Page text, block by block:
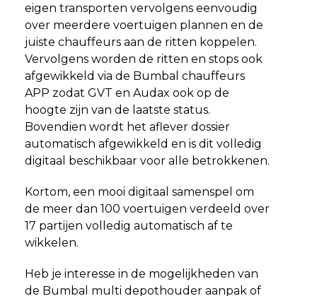
eigen transporten vervolgens eenvoudig
over meerdere voertuigen plannen en de
juiste chauffeurs aan de ritten koppelen.
Vervolgens worden de ritten en stops ook
afgewikkeld via de Bumbal chauffeurs
APP zodat GVT en Audax ook op de
hoogte zijn van de laatste status.
Bovendien wordt het aflever dossier
automatisch afgewikkeld en is dit volledig
digitaal beschikbaar voor alle betrokkenen.
Kortom, een mooi digitaal samenspel om
de meer dan 100 voertuigen verdeeld over
17 partijen volledig automatisch af te
wikkelen.
Heb je interesse in de mogelijkheden van
de Bumbal multi depothouder aanpak of